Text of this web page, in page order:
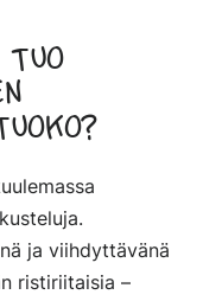
tuo
ja viihdyttävänä
ristiriitaisia –